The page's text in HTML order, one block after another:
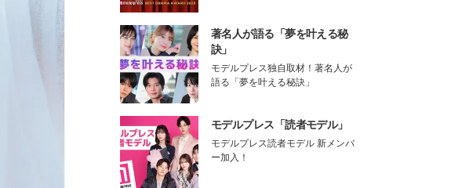
著名人が語る「夢を叶える秘
訣」
モデルプレス独自取材！著名人が
語る「夢を叶える秘訣」
モデルプレス「読者モデル」
モデルプレス読者モデル 新メンバ
ー加入！